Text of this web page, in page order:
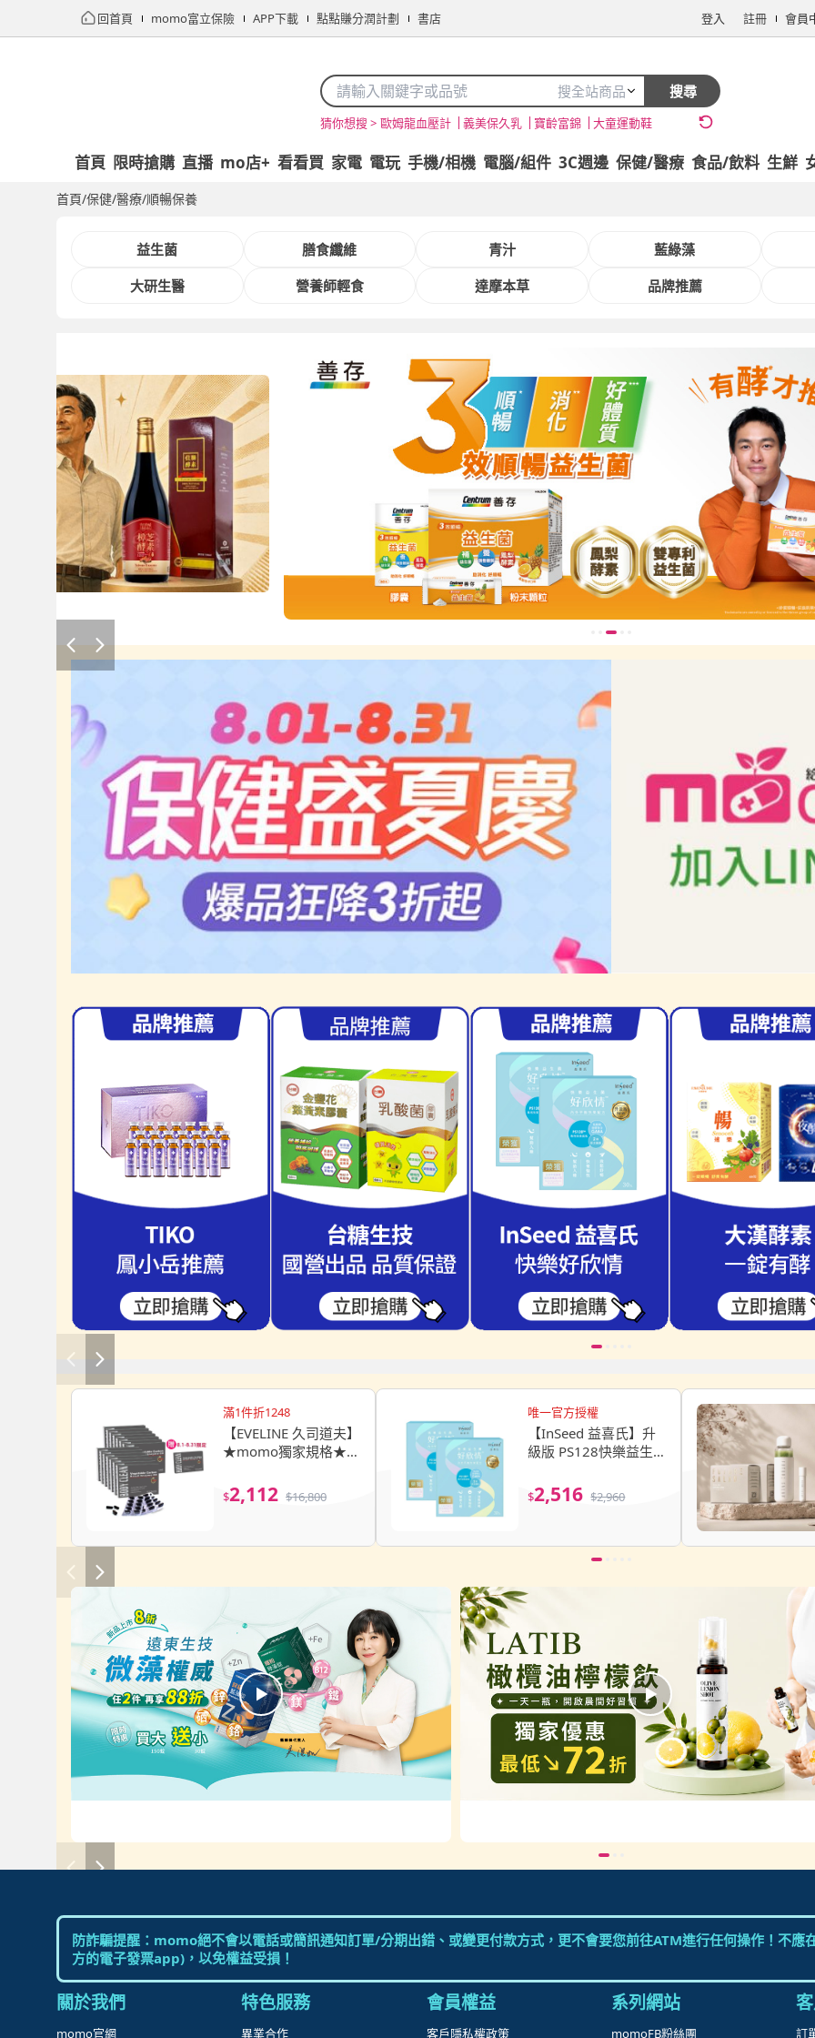
回首頁 momo富立保險 APP下載 點點賺分潤計劃 書店 登入 註冊 會員
搜全站商品 搜尋
猜你想搜 > 歐姆龍血壓計 義美保久乳 寶齡富錦 大童運動鞋
首頁 限時搶購 直播 mo店+ 看看買 家電 電玩 手機/相機 電腦/組件 3C週邊 保健/醫療 食品/飲料 生鮮
首頁/保健/醫療/順暢保養
益生菌 膳食纖維 青汁
藍綠藻
大研生醫
營養師輕食 達摩本草 品牌推薦
滿1件折1248
【EVELINE 久司道夫】
★momo獨家規格★巴
組(30粒/盒-80種蔬果
纖維.綜合乳酸菌.輕暢
$2,112 $16,800
唯一官方授權
【InSeed 益喜氏】升
級版 PS128快樂益生
包/盒)
$2,516 $2,960
防詐騙提醒：momo絕不會以電話或簡訊通知訂單/分期出錯、或變更付款方式，更不會要您前往ATM進行任何操作！不
方的電子發票app)，以免權益受損！
關於我們
momo官網
特色服務
異業合作
會員權益
客戶隱私權政策
系列網站
momoFB粉絲團 訂